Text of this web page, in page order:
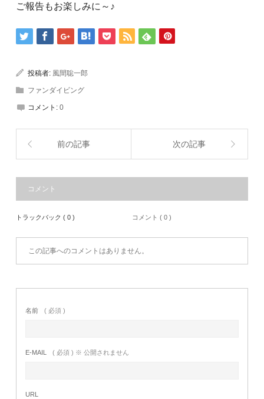
ご報告もお楽しみに～♪
投稿者: 風間聡一郎
ファンダイビング
コメント:0
前の記事 次の記事
コメント
トラックバック ( 0 ) コメント ( 0 )
この記事へのコメントはありません。
名前 ( 必須 )
E-MAIL ( 必須 ) ※ 公開されません
URL